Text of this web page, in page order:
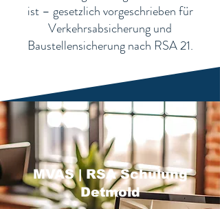
ist – gesetzlich vorgeschrieben für
Verkehrsabsicherung und
Baustellensicherung nach RSA 21.
MVAS | RSA Schulung
Detmold